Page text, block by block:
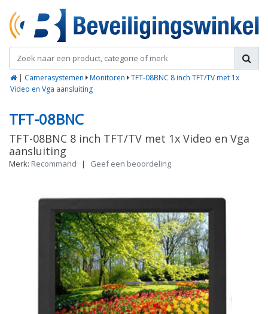
| Camerasystemen Monitoren
TFT-08BNC 8 inch TFT/TV met 1x
Video en Vga aansluiting
TFT-08BNC
TFT-08BNC 8 inch TFT/TV met 1x Video en Vga
aansluiting
Merk: Recommand | Geef een beoordeling